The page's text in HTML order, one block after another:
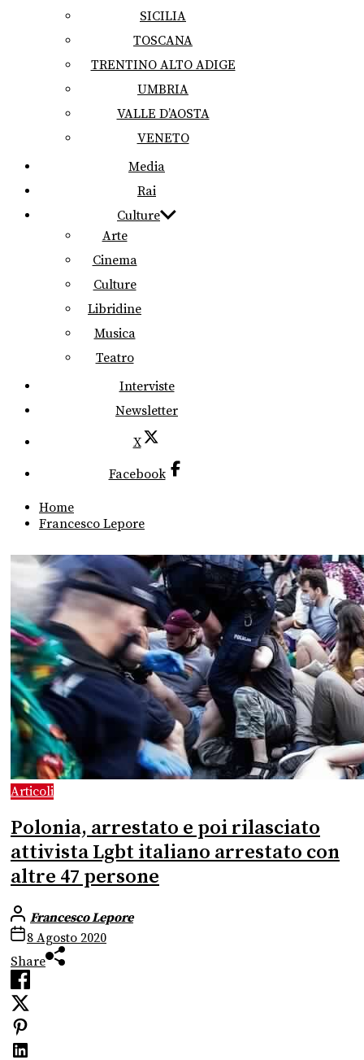
SICILIA
TOSCANA
TRENTINO ALTO ADIGE
UMBRIA
VALLE D’AOSTA
VENETO
Media
Rai
Culture
Arte
Cinema
Culture
Libridine
Musica
Teatro
Interviste
Newsletter
X
Facebook
Home
Francesco Lepore
Articoli
Polonia, arrestato e poi rilasciato
attivista Lgbt italiano arrestato con
altre 47 persone
Francesco Lepore
8 Agosto 2020
Share